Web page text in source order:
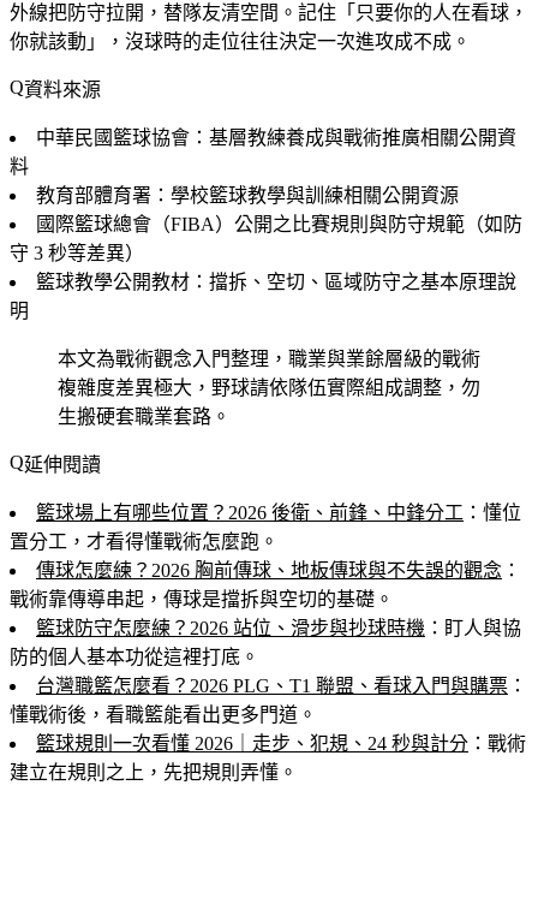
外線把防守拉開，替隊友清空間。記住「只要你的人在看球，
你就該動」，沒球時的走位往往決定一次進攻成不成。
資料來源
中華民國籃球協會：基層教練養成與戰術推廣相關公開資
料
教育部體育署：學校籃球教學與訓練相關公開資源
國際籃球總會（FIBA）公開之比賽規則與防守規範（如防
守 3 秒等差異）
籃球教學公開教材：擋拆、空切、區域防守之基本原理說
明
本文為戰術觀念入門整理，職業與業餘層級的戰術
複雜度差異極大，野球請依隊伍實際組成調整，勿
生搬硬套職業套路。
延伸閱讀
籃球場上有哪些位置？2026 後衛、前鋒、中鋒分工 ：懂位
置分工，才看得懂戰術怎麼跑。
傳球怎麼練？2026 胸前傳球、地板傳球與不失誤的觀念 ：
戰術靠傳導串起，傳球是擋拆與空切的基礎。
籃球防守怎麼練？2026 站位、滑步與抄球時機 ：盯人與協
防的個人基本功從這裡打底。
台灣職籃怎麼看？2026 PLG、T1 聯盟、看球入門與購票 ：
懂戰術後，看職籃能看出更多門道。
籃球規則一次看懂 2026｜走步、犯規、24 秒與計分 ：戰術
建立在規則之上，先把規則弄懂。